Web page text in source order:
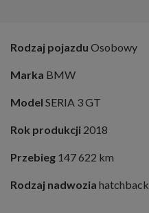
Rodzaj pojazdu Osobowy
Marka BMW
Model SERIA 3 GT
Rok produkcji 2018
Przebieg 147 622 km
Rodzaj nadwozia hatchback